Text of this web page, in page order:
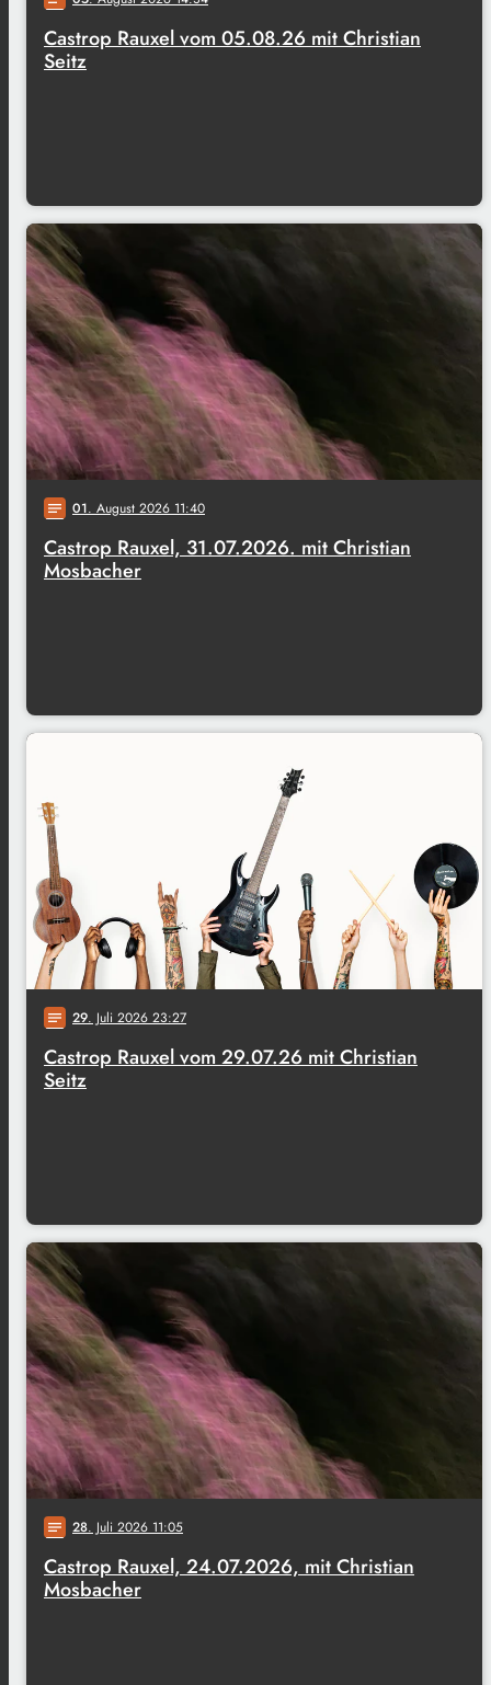
Castrop Rauxel vom 05.08.26 mit Christian
Seitz
notes 01. August 2026 11:40
Castrop Rauxel, 31.07.2026. mit Christian
Mosbacher
notes 29. Juli 2026 23:27
Castrop Rauxel vom 29.07.26 mit Christian
Seitz
notes 28. Juli 2026 11:05
Castrop Rauxel, 24.07.2026, mit Christian
Mosbacher